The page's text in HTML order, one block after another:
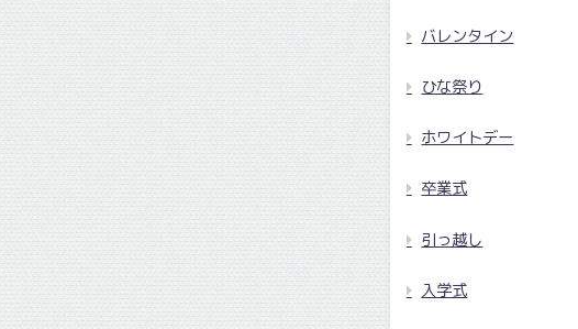
バレンタイン
ひな祭り
ホワイトデー
卒業式
引っ越し
入学式